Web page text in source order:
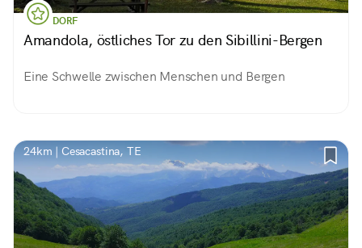
DORF
Amandola, östliches Tor zu den Sibillini-Bergen
Eine Schwelle zwischen Menschen und Bergen
24km | Cesacastina, TE